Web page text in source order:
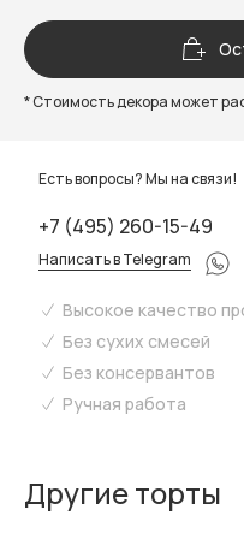
* Стоимость декора может
Есть вопросы? Мы на связи!
+7 (495) 260-15-49
Написать в Telegram
Высокое качество
Без сухих смесей
Без консервантов
Ручная работа
Другие торты